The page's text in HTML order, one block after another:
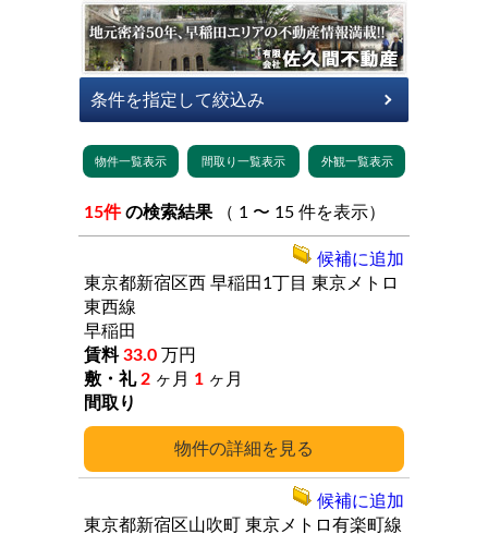
15件 の検索結果 （ 1 〜 15 件を表示）
詳細
東京都新宿区西 早稲田1丁目 東京メトロ
東西線
早稲田
33.0 万円
2 ヶ月 1 ヶ月
候補に追加
東京都新宿区山吹町 東京メトロ有楽町線
候補に追加